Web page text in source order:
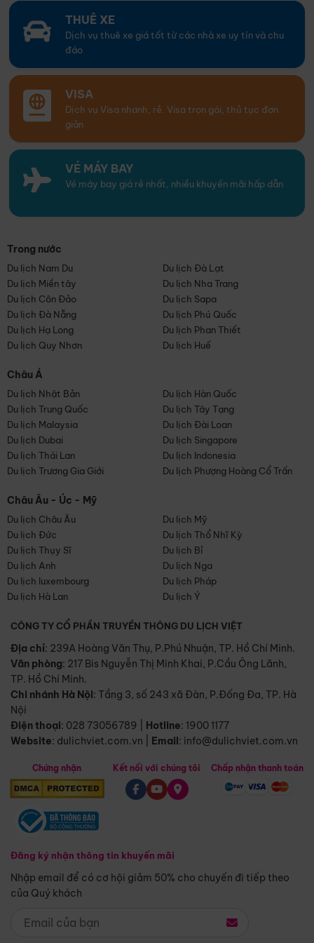
THUÊ XE
Dịch vụ thuê xe giá tốt từ các nhà xe uy tín và chu
đáo
VISA
Dịch vụ Visa nhanh, rẻ. Visa trọn gói, thủ tục đơn
giản
VÉ MÁY BAY
Vé máy bay giá rẻ nhất, nhiều khuyến mãi hấp dẫn
Trong nước
Du lịch Nam Du
Du lịch Đà Lạt
Du lịch Miền tây
Du lịch Nha Trang
Du lịch Côn Đảo
Du lịch Sapa
Du lịch Đà Nẵng
Du lịch Phú Quốc
Du lịch Hạ Long
Du lịch Phan Thiết
Du lịch Quy Nhơn
Du lịch Huế
Châu Á
Du lịch Nhật Bản
Du lịch Hàn Quốc
Du lịch Trung Quốc
Du lịch Tây Tạng
Du lịch Malaysia
Du lịch Đài Loan
Du lịch Dubai
Du lịch Singapore
Du lịch Thái Lan
Du lịch Indonesia
Du lịch Trương Gia Giới
Du lịch Phượng Hoàng Cổ Trấn
Châu Âu - Úc - Mỹ
Du lịch Châu Âu
Du lịch Mỹ
Du lịch Đức
Du lịch Thổ Nhĩ Kỳ
Du lịch Thụy Sĩ
Du lịch Bỉ
Du lịch Anh
Du lịch Nga
Du lịch luxembourg
Du lịch Pháp
Du lịch Hà Lan
Du lịch Ý
CÔNG TY CỔ PHẦN TRUYỀN THÔNG DU LỊCH VIỆT
Địa chỉ: 239A Hoàng Văn Thụ, P.Phú Nhuận, TP. Hồ Chí Minh.
Văn phòng: 217 Bis Nguyễn Thị Minh Khai, P.Cầu Ông Lãnh,
TP. Hồ Chí Minh.
Chi nhánh Hà Nội: Tầng 3, số 243 xã Đàn, P.Đống Đa, TP. Hà
Nội
Điện thoại: 028 73056789 Hotline: 1900 1177
Website: dulichviet.com.vn Email: info@dulichviet.com.vn
Chứng nhận
Đăng ký nhận thông tin khuyến mãi
Nhập email để có cơ hội giảm 50% cho chuyến đi tiếp theo
của Quý khách
Kết nối với chúng tôi Chấp nhận thanh toán